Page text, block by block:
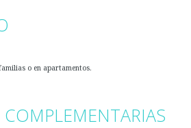
o en apartamentos.